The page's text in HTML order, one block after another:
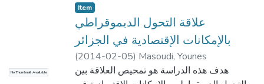
No Thumbnail Available
Item
علاقة التحول الديموقراطي
بالإمكانات الإقتصادية في الجزائر
(2014-02-05) Masoudi, Younes
هدف هذه الدراسة هو تمحيص العلاقة بين